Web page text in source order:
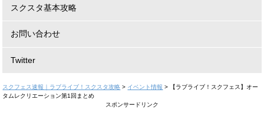
スクスタ基本攻略
お問い合わせ
Twitter
スクフェス速報｜ラブライブ！スクスタ攻略 > イベント情報 >
【ラブライブ！スクフェス】オー
タムレクリエーション第1回まとめ
スポンサードリンク